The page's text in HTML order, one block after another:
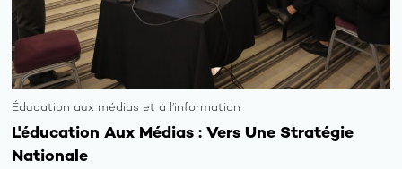
Éducation aux médias et à l’information
L'éducation Aux Médias : Vers Une Stratégie
Nationale